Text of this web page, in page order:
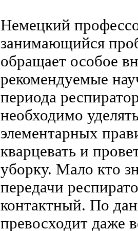
Немецкий
занимающийся
обращает особое
рекомендуемые
периода
необходимо
элементарных
кварцевать и
уборку. Мало кто
передачи
контактный. По
превосходит даже